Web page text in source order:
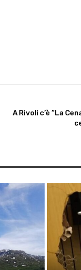
A Rivoli c’è “La